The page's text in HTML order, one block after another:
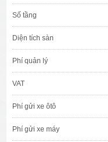
Số tầng
Diện tích sàn
Phí quản lý
VAT
Phí gửi xe ôtô
Phí gửi xe máy